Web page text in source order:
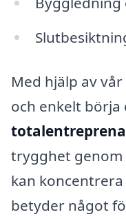
Med hjälp av
och enkelt
trygghet genom
kan
betyder något